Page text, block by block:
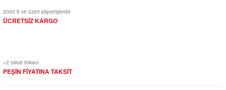
2000 ₺ ve üzeri alışverişlerde
ÜCRETSİZ KARGO
+2 taksit imkanı
PEŞİN FİYATINA TAKSİT